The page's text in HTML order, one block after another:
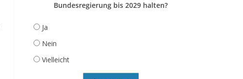
Bundesregierung bis 2029 halten?
Ja
Nein
Vielleicht